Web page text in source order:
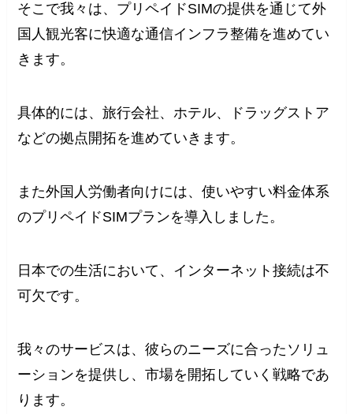
そこで我々は、プリペイドSIMの提供を通じて外
国人観光客に快適な通信インフラ整備を進めてい
きます。
具体的には、旅行会社、ホテル、ドラッグストア
などの拠点開拓を進めていきます。
また外国人労働者向けには、使いやすい料金体系
のプリペイドSIMプランを導入しました。
日本での生活において、インターネット接続は不
可欠です。
我々のサービスは、彼らのニーズに合ったソリュ
ーションを提供し、市場を開拓していく戦略であ
ります。